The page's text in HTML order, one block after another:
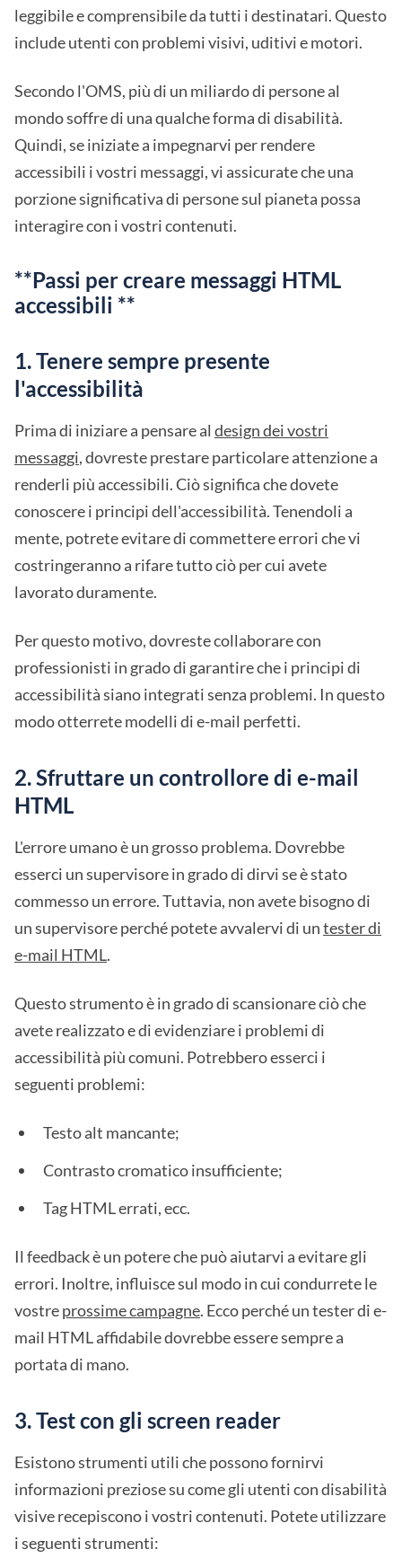
leggibile e comprensibile da tutti i destinatari. Questo
include utenti con problemi visivi, uditivi e motori.
Secondo l'OMS, più di un miliardo di persone al
mondo soffre di una qualche forma di disabilità.
Quindi, se iniziate a impegnarvi per rendere
accessibili i vostri messaggi, vi assicurate che una
porzione significativa di persone sul pianeta possa
interagire con i vostri contenuti.
**Passi per creare messaggi HTML
accessibili **
1. Tenere sempre presente
l'accessibilità
Prima di iniziare a pensare al design dei vostri
messaggi, dovreste prestare particolare attenzione a
renderli più accessibili. Ciò significa che dovete
conoscere i principi dell'accessibilità. Tenendoli a
mente, potrete evitare di commettere errori che vi
costringeranno a rifare tutto ciò per cui avete
lavorato duramente.
Per questo motivo, dovreste collaborare con
professionisti in grado di garantire che i principi di
accessibilità siano integrati senza problemi. In questo
modo otterrete modelli di e-mail perfetti.
2. Sfruttare un controllore di e-mail
HTML
L'errore umano è un grosso problema. Dovrebbe
esserci un supervisore in grado di dirvi se è stato
commesso un errore. Tuttavia, non avete bisogno di
un supervisore perché potete avvalervi di untester di
e-mail HTML.
Questo strumento è in grado di scansionare ciò che
avete realizzato e di evidenziare i problemi di
accessibilità più comuni. Potrebbero esserci i
seguenti problemi:
Testo alt mancante;
Contrasto cromatico insufficiente;
Tag HTML errati, ecc.
Il feedback è un potere che può aiutarvi a evitare gli
errori. Inoltre, influisce sul modo in cui condurrete le
vostreprossime campagne. Ecco perché un tester di e-
mail HTML affidabile dovrebbe essere sempre a
portata di mano.
3. Test con gli screen reader
Esistono strumenti utili che possono fornirvi
informazioni preziose su come gli utenti con disabilità
visive recepiscono i vostri contenuti. Potete utilizzare
i seguenti strumenti: